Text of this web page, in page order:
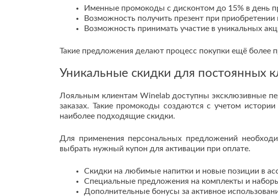
Именные промокоды с дисконтом до 15% в день
Возможность получить презент при приобретении
Возможность принимать участие в уникальных
Такие предложения делают процесс покупки ещё
Уникальные скидки для постоянных
Лояльным клиентам Winelab доступны эксклюзивные
заказах. Такие промокоды создаются с учетом
наиболее подходящие скидки.
Для применения персональных предложений
выбрать нужный купон для активации при оплате.
Скидки на любимые напитки и новые позиции в
Специальные предложения на комплекты и
Дополнительные бонусы за активное